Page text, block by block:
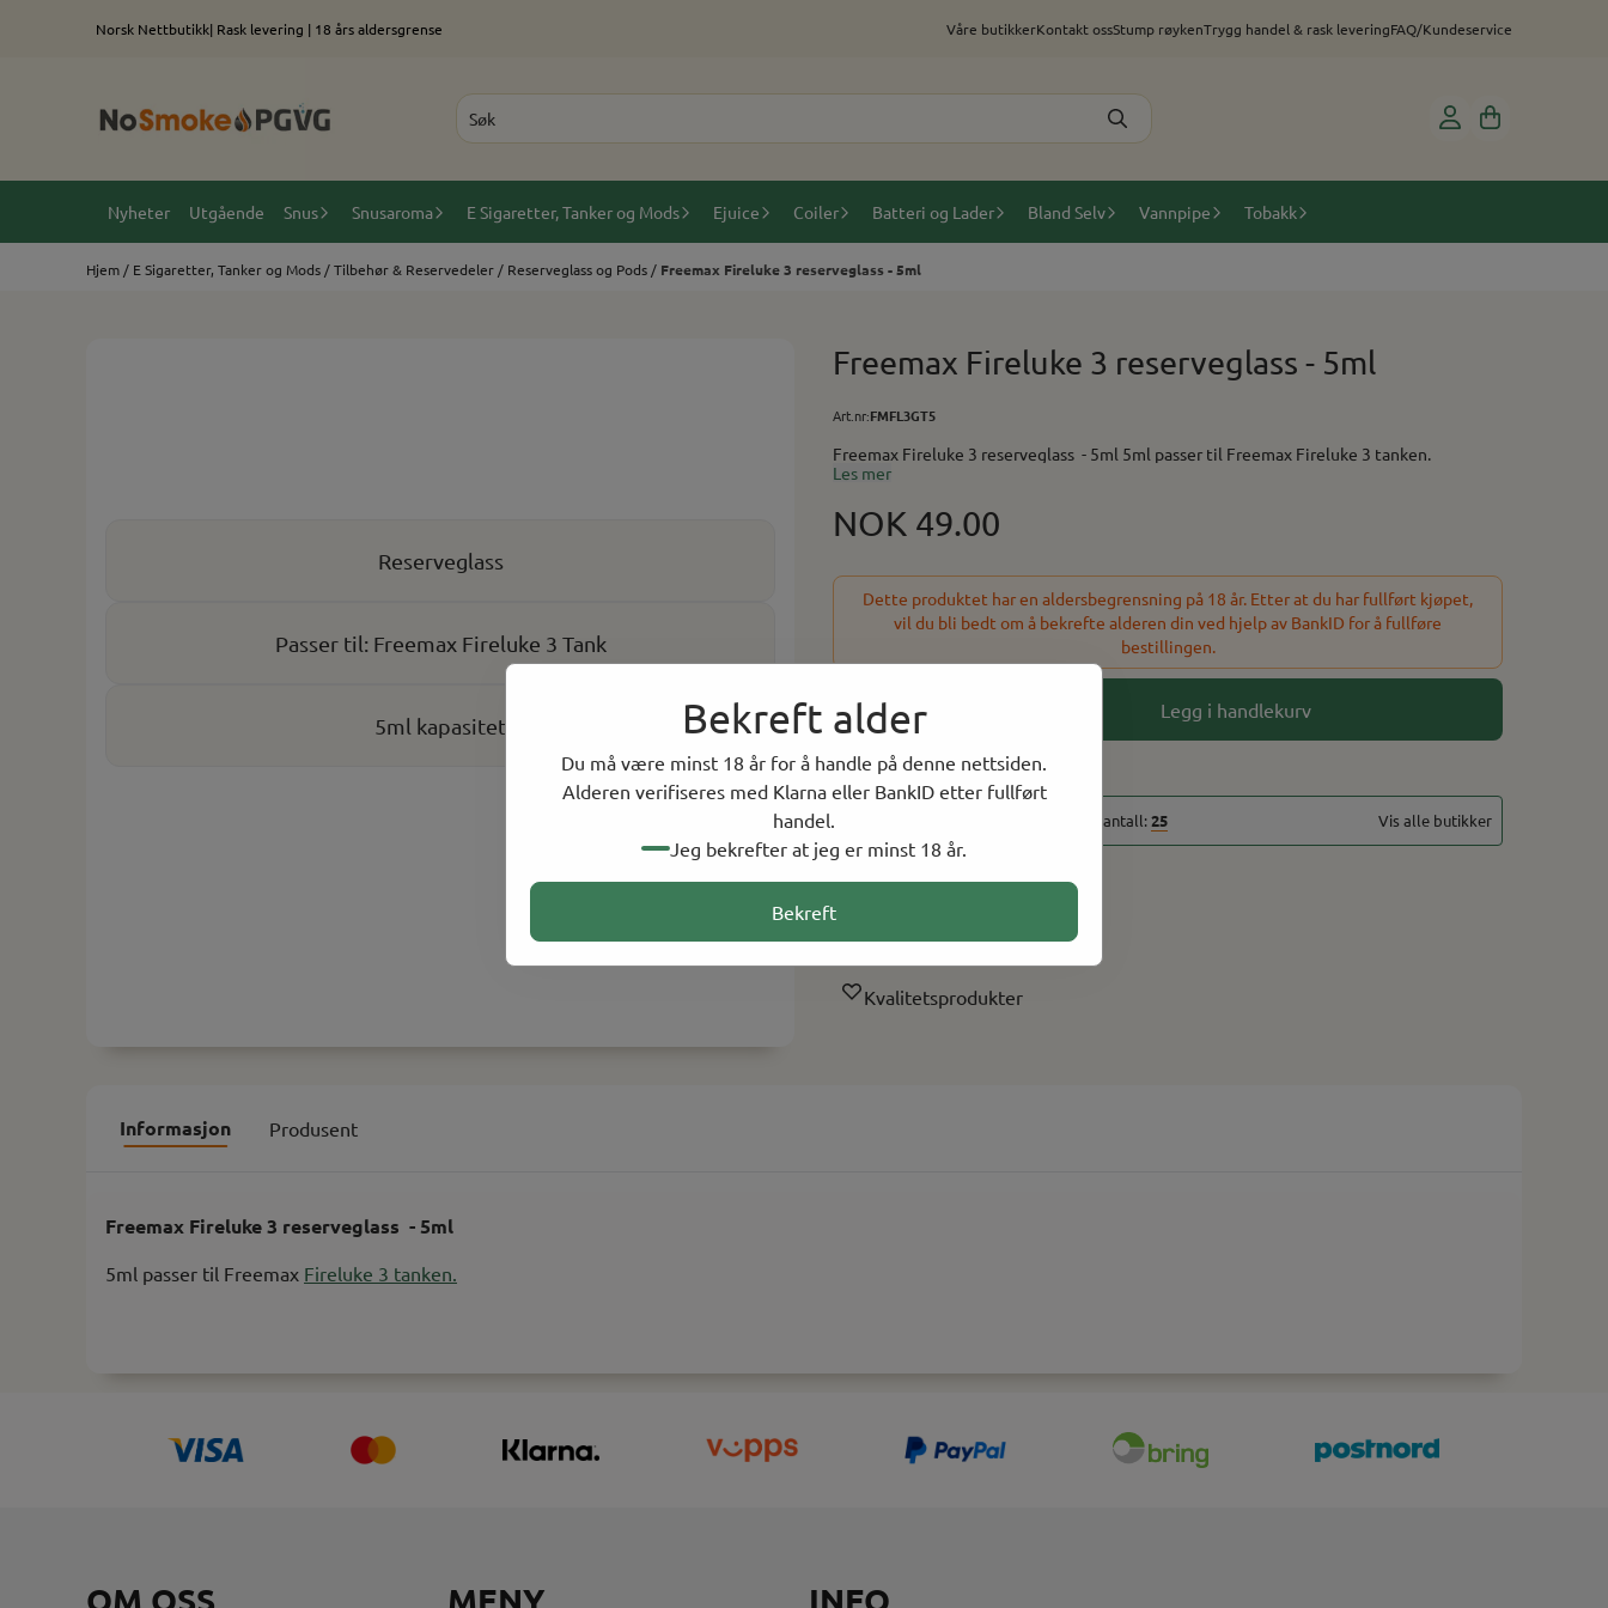
Bekreft alder
Du må være minst 18 år for å handle på denne nettsiden.
Alderen verifiseres med Klarna eller BankID etter fullført
handel.
Jeg bekrefter at jeg er minst 18 år.
Bekreft
Hopp til innholdNorsk Nettbutikk| Rask levering | 18 års aldersgrense Våre butikkerKontakt ossStump røykenTrygg handel & rask leveringFAQ/Kundeservice
Nyheter Utgående Snus Snusaroma E Sigaretter, Tanker og Mods Ejuice Coiler Batteri og Lader Bland Selv Vannpipe Tobakk
Hjem / E Sigaretter, Tanker og Mods /Tilbehør & Reservedeler / Reserveglass og Pods / Freemax Fireluke 3 reserveglass - 5ml
Reserveglass
Passer til: Freemax Fireluke 3 Tank
5ml kapasitet
Freemax Fireluke 3 reserveglass - 5ml
Art.nr:FMFL3GT5
Freemax Fireluke 3 reserveglass - 5ml 5ml passer til Freemax Fireluke 3 tanken.
Les mer
NOK 49.00
Dette produktet har en aldersbegrensning på 18 år. Etter at du har fullført kjøpet,
vil du bli bedt om å bekrefte alderen din ved hjelp av BankID for å fullføre
bestillingen.
- Legg i handlekurv
71 På lager
butikker, totalt antall:25 Vis alle butikker
Norsk Nettbutikk
Kvalitetsprodukter
Informasjon Produsent
Freemax Fireluke 3 reserveglass - 5ml
5ml passer til Freemax Fireluke 3 tanken.
OM OSS MENY INFO